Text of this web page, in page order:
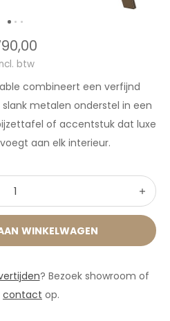
btw
combineert een verfijnd
metalen onderstel in een
of accentstuk dat luxe
aan elk interieur.
WINKELWAGEN
? Bezoek showroom of
contact op.